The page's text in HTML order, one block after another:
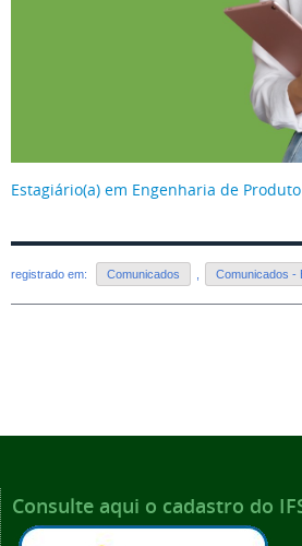
Estagiário(a) em Engenharia de
registrado em: Comunicados Comunicados -
Consulte aqui o cadastro do